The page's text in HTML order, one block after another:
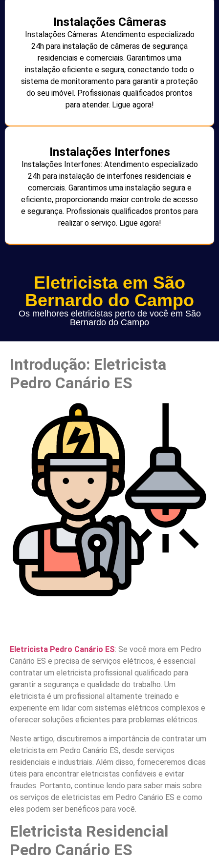
Instalações Câmeras
Instalações Câmeras: Atendimento especializado
24h para instalação de câmeras de segurança
residenciais e comerciais. Garantimos uma
instalação eficiente e segura, conectando todo o
sistema de monitoramento para garantir a proteção
do seu imóvel. Profissionais qualificados prontos
para atender. Ligue agora!
Instalações Interfones
Instalações Interfones: Atendimento especializado
24h para instalação de interfones residenciais e
comerciais. Garantimos uma instalação segura e
eficiente, proporcionando maior controle de acesso
e segurança. Profissionais qualificados prontos para
realizar o serviço. Ligue agora!
Eletricista em São
Bernardo do Campo
Os melhores eletricistas perto de você em São
Bernardo do Campo
Introdução: Eletricista
Pedro Canário ES
Eletricista Pedro Canário ES: Se você mora em Pedro
Canário ES e precisa de serviços elétricos, é essencial
contratar um eletricista profissional qualificado para
garantir a segurança e qualidade do trabalho. Um
eletricista é um profissional altamente treinado e
experiente em lidar com sistemas elétricos complexos e
oferecer soluções eficientes para problemas elétricos.
Neste artigo, discutiremos a importância de contratar um
eletricista em Pedro Canário ES, desde serviços
residenciais e industriais. Além disso, forneceremos dicas
úteis para encontrar eletricistas confiáveis e evitar
fraudes. Portanto, continue lendo para saber mais sobre
os serviços de eletricistas em Pedro Canário ES e como
eles podem ser benéficos para você.
Eletricista Residencial
Pedro Canário ES